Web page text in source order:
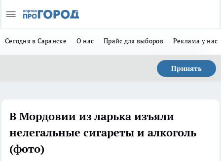
Сегодня в Саранске О нас Прайс для выборов Реклама у нас
Принять
В Мордовии из ларька изъяли
нелегальные сигареты и алкоголь
(фото)